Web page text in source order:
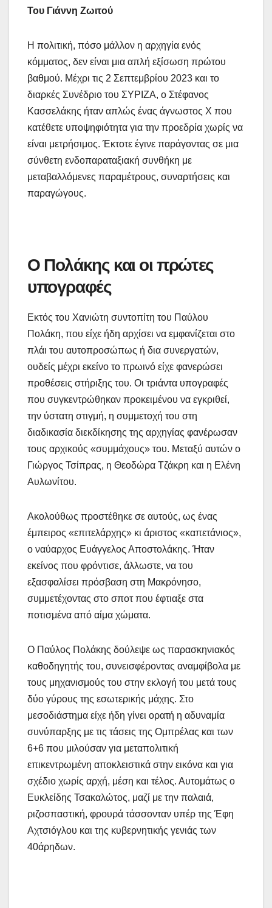
Του Γιάννη Ζωιτού
Η πολιτική, πόσο μάλλον η αρχηγία ενός
κόμματος, δεν είναι μια απλή εξίσωση πρώτου
βαθμού. Μέχρι τις 2 Σεπτεμβρίου 2023 και το
διαρκές Συνέδριο του ΣΥΡΙΖΑ, ο Στέφανος
Κασσελάκης ήταν απλώς ένας άγνωστος Χ που
κατέθετε υποψηφιότητα για την προεδρία χωρίς να
είναι μετρήσιμος. Έκτοτε έγινε παράγοντας σε μια
σύνθετη ενδοπαραταξιακή συνθήκη με
μεταβαλλόμενες παραμέτρους, συναρτήσεις και
παραγώγους.
Ο Πολάκης και οι πρώτες
υπογραφές
Εκτός του Χανιώτη συντοπίτη του Παύλου
Πολάκη, που είχε ήδη αρχίσει να εμφανίζεται στο
πλάι του αυτοπροσώπως ή δια συνεργατών,
ουδείς μέχρι εκείνο το πρωινό είχε φανερώσει
προθέσεις στήριξης του. Οι τριάντα υπογραφές
που συγκεντρώθηκαν προκειμένου να εγκριθεί,
την ύστατη στιγμή, η συμμετοχή του στη
διαδικασία διεκδίκησης της αρχηγίας φανέρωσαν
τους αρχικούς «συμμάχους» του. Μεταξύ αυτών ο
Γιώργος Τσίπρας, η Θεοδώρα Τζάκρη και η Ελένη
Αυλωνίτου.
Ακολούθως προστέθηκε σε αυτούς, ως ένας
έμπειρος «επιτελάρχης» κι άριστος «καπετάνιος»,
ο ναύαρχος Ευάγγελος Αποστολάκης. Ήταν
εκείνος που φρόντισε, άλλωστε, να του
εξασφαλίσει πρόσβαση στη Μακρόνησο,
συμμετέχοντας στο σποτ που έφτιαξε στα
ποτισμένα από αίμα χώματα.
Ο Παύλος Πολάκης δούλεψε ως παρασκηνιακός
καθοδηγητής του, συνεισφέροντας αναμφίβολα με
τους μηχανισμούς του στην εκλογή του μετά τους
δύο γύρους της εσωτερικής μάχης. Στο
μεσοδιάστημα είχε ήδη γίνει ορατή η αδυναμία
συνύπαρξης με τις τάσεις της Ομπρέλας και των
6+6 που μιλούσαν για μεταπολιτική
επικεντρωμένη αποκλειστικά στην εικόνα και για
σχέδιο χωρίς αρχή, μέση και τέλος. Αυτομάτως ο
Ευκλείδης Τσακαλώτος, μαζί με την παλαιά,
ριζοσπαστική, φρουρά τάσσονταν υπέρ της Έφη
Αχτσιόγλου και της κυβερνητικής γενιάς των
40άρηδων.